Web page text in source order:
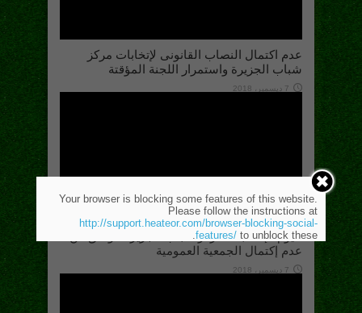
عدم اكتمال النصاب القانونى لإتخابات مركز
شباب الجزيرة واستمرار اللجنة المؤقتة
7 ديسمبر، 2018
اليوم.. إنتخابات مركز شباب الجزيرة.. وقلق من
عدم إكتمال الجمعية العمومية
7 ديسمبر، 2018
Your browser is blocking some features of this website.
Please follow the instructions at
http://support.heateor.com/browser-blocking-social-
features/ to unblock these.